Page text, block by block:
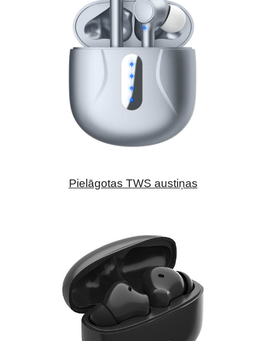
Pielāgotas TWS austiņas